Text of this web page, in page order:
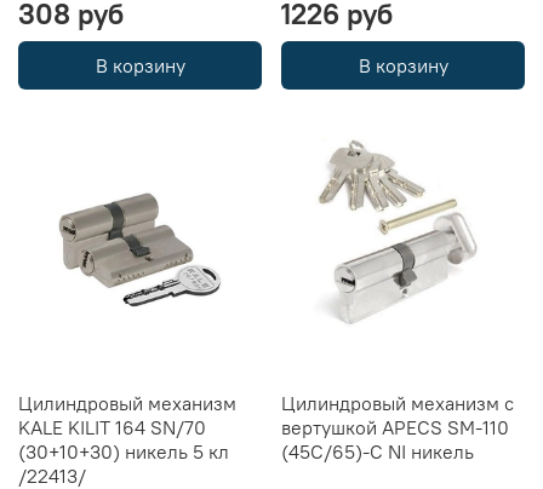
308 руб
В корзину
1226 руб
В корзину
Цилиндровый механизм
KALE KILIT 164 SN/70
(30+10+30) никель 5 кл
/22413/
Цилиндровый механизм с
вертушкой APECS SM-110
(45C/65)-C NI никель